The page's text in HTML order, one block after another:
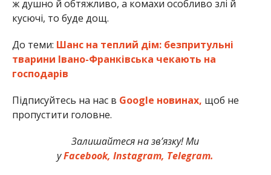
ж душно й обтяжливо, а комахи особливо злі й
кусючі, то буде дощ.
До теми: Шанс на теплий дім: безпритульні
тварини Івано-Франківська чекають на
господарів
Підписуйтесь на нас в Google новинах, щоб не
пропустити головне.
Залишайтеся на зв’язку! Ми
уFacebook, Instagram, Telegram.